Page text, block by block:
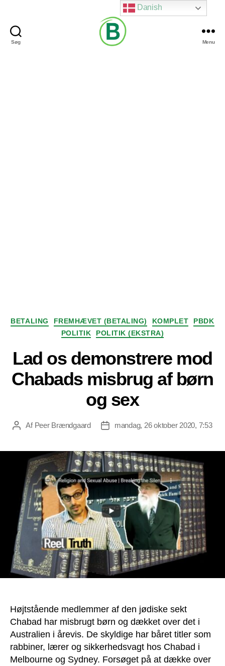
Søg Menu
Kategorier
BETALING FREMHÆVET (BETALING) KOMPLET
PBDK
POLITIK
POLITIK (EKSTRA)
Lad os demonstrere mod
Chabads misbrug af børn
og sex
Indlægsforfatter
Af Peer Brændgaard Indlægsdato
mandag, 26 oktober 2020, 7:53
Højtstående medlemmer af den jødiske sekt
Chabad har misbrugt børn og dækket over det i
Australien i årevis. De skyldige har båret titler som
rabbiner, lærer og sikkerhedsvagt hos Chabad i
Melbourne og Sydney. Forsøget på at dække over
Danish